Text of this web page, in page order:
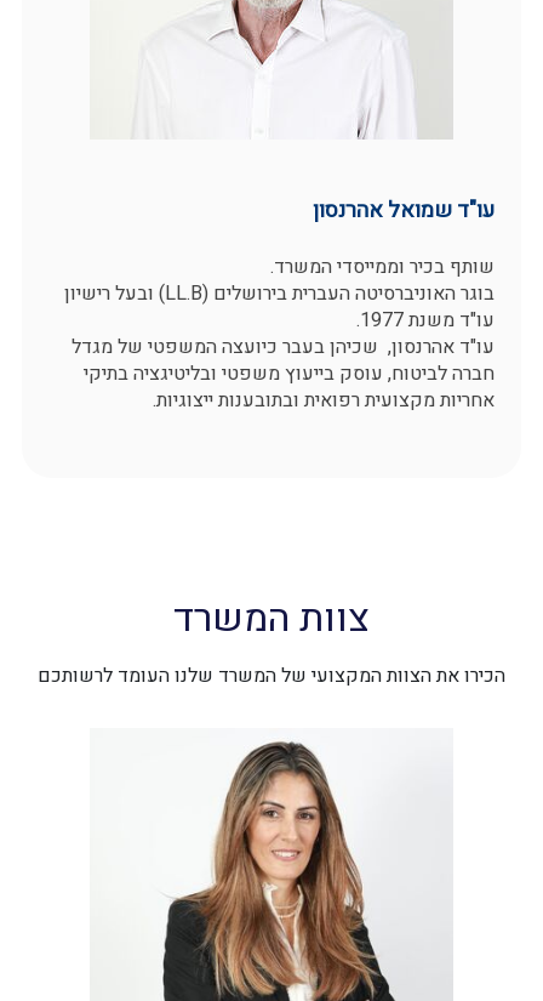
עו"ד שמואל אהרנסון
שותף בכיר וממייסדי המשרד.
בוגר האוניברסיטה העברית בירושלים (LL.B) ובעל רישיון
עו"ד משנת 1977.
עו"ד אהרנסון, שכיהן בעבר כיועצה המשפטי של מגדל
חברה לביטוח, עוסק בייעוץ משפטי ובליטיגציה בתיקי
אחריות מקצועית רפואית ובתובענות ייצוגיות.
צוות המשרד
הכירו את הצוות המקצועי של המשרד שלנו העומד לרשותכם